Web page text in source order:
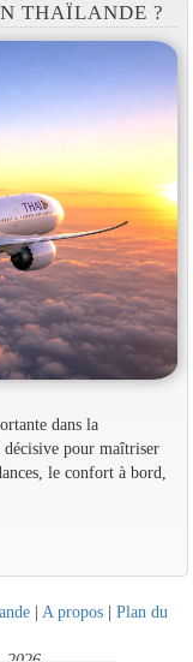
THAÏLANDE ?
dans la
pour maîtriser
le confort à bord,
| A propos | Plan du